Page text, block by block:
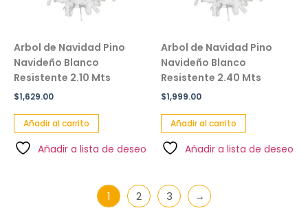
Arbol de Navidad Pino
Navideño Blanco
Resistente 2.10 Mts
$1,629.00
Añadir al carrito
Añadir a lista de deseo
Arbol de Navidad Pino
Navideño Blanco
Resistente 2.40 Mts
$1,999.00
Añadir al carrito
Añadir a lista de deseo
1 2 3 →